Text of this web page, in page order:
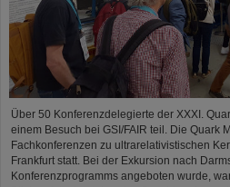
Über 50 Konferenzdelegierte der XXXI.
einem Besuch bei GSI/FAIR teil. Die Quark
Fachkonferenzen zu ultrarelativistischen
Frankfurt statt. Bei der Exkursion nach
Konferenzprogramms angeboten wurde,